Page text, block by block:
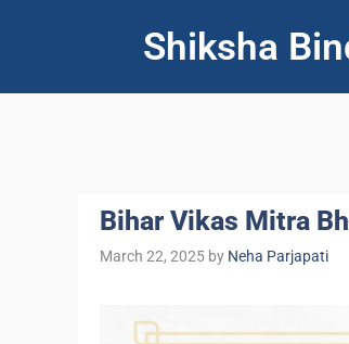
Shiksha
Bihar Vikas Mitra
March 22, 2025 by Neha Parjapati